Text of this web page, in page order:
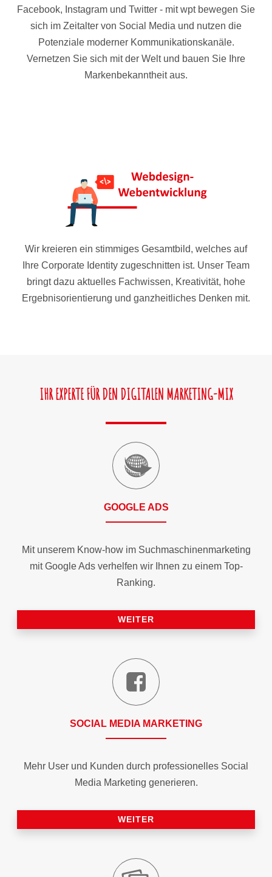
Facebook, Instagram und Twitter - mit wpt bewegen Sie
sich im Zeitalter von Social Media und nutzen die
Potenziale moderner Kommunikationskanäle.
Vernetzen Sie sich mit der Welt und bauen Sie Ihre
Markenbekanntheit aus.
Wir kreieren ein stimmiges Gesamtbild, welches auf
Ihre Corporate Identity zugeschnitten ist. Unser Team
bringt dazu aktuelles Fachwissen, Kreativität, hohe
Ergebnisorientierung und ganzheitliches Denken mit.
IHR EXPERTE FÜR DEN DIGITALEN MARKETING-MIX
GOOGLE ADS
Mit unserem Know-how im Suchmaschinen­marketing
mit Google Ads verhelfen wir Ihnen zu einem Top-
Ranking.
WEITER
SOCIAL MEDIA MARKETING
Mehr User und Kunden durch professionelles Social
Media Marketing generieren.
WEITER